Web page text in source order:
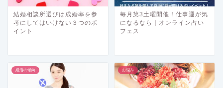
結婚相談所選びは成婚率を参
考にしてはいけない３つのポ
イント
毎月第3土曜開催！仕事運が気
になるなら｜オンライン占い
フェス
婚活の傾向 お悩み